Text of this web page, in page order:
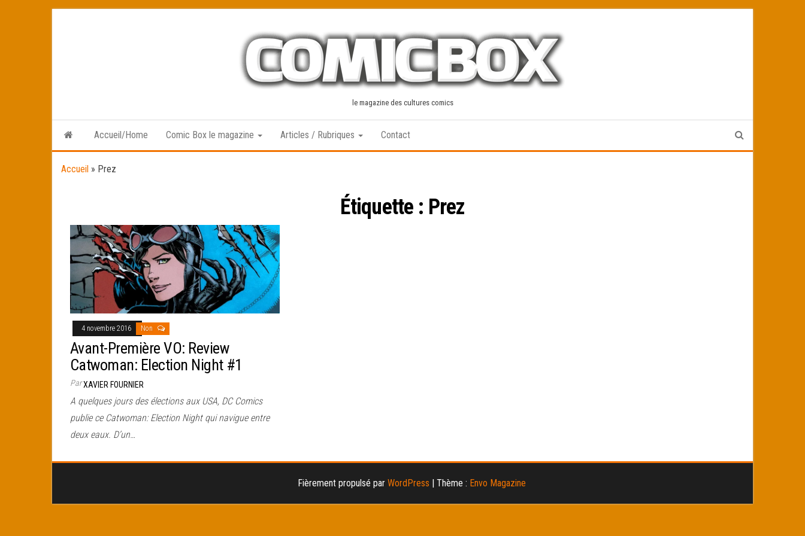
le magazine des cultures comics
Accueil/Home Comic Box le magazine Articles / Rubriques Contact
Accueil » Prez
Étiquette : Prez
4 novembre 2016 Non
Avant-Première VO: Review
Catwoman: Election Night #1
ParXAVIER FOURNIER
A quelques jours des élections aux USA, DC Comics
publie ce Catwoman: Election Night qui navigue entre
deux eaux. D’un…
Fièrement propulsé par WordPress | Thème : Envo Magazine